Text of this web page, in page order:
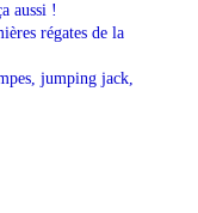
aussi !
régates de la
jumping jack,